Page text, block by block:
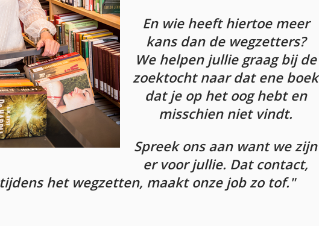
En wie heeft hiertoe meer
kans dan de wegzetters?
We helpen jullie graag bij de
zoektocht naar dat ene boek
dat je op het oog hebt en
misschien niet vindt.
Spreek ons aan want we zijn
er voor jullie. Dat contact,
het wegzetten, maakt onze job zo tof."